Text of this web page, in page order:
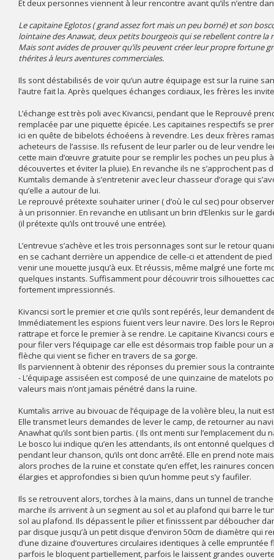
Et deux personnes viennent à leur rencontre avant qu’ils n’entre
Le capitaine Eglotos ( grand assez fort mais un peu borné) et son
lointaine des Anawat, deux petits bourgeois qui se rebellent contre la
Mais sont avides de prouver qu’ils peuvent créer leur propre fortune
thérites à leurs aventures commerciales.
Ils sont déstabilisés de voir qu’un autre équipage est sur la ruine
l’autre fait la. Après quelques échanges cordiaux, les frères les
L’échange est très poli avec Kivancsi, pendant que le Reprouvé
remplacée par une piquette épicée. Les capitaines respectifs se
ici en quête de bibelots échoéens à revendre. Les deux frères
acheteurs de l’assise. Ils refusent de leur parler ou de leur vendre
cette main d’œuvre gratuite pour se remplir les poches un peu
découvertes et éviter la pluie). En revanche ils ne s’approchent
Kumtalis demande à s’entretenir avec leur chasseur d’orage qui
qu’elle a autour de lui.
Le reprouvé prétexte souhaiter uriner ( d’où le cul sec) pour
à un prisonnier. En revanche en utilisant un brin d’Elenkis sur le
(il prétexte qu’ils ont trouvé une entrée).
L’entrevue s’achève et les trois personnages sont sur le retour
en se cachant derrière un appendice de celle-ci et attendent de
venir une mouette jusqu’à eux. Et réussis, même malgré une forte
quelques instants. Suffisamment pour découvrir trois silhouettes
fortement impressionnés.
Kivancsi sort le premier et crie qu’ils sont repérés, leur demandent
Immédiatement les espions fuient vers leur navire. Des lors le
rattrape et force le premier à se rendre. Le capitaine Kivancsi cours
pour filer vers l’équipage car elle est désormais trop faible pour un
flèche qui vient se ficher en travers de sa gorge.
Ils parviennent à obtenir des réponses du premier sous la
- L’équipage assiséen est composé de une quinzaine de matelots
valeurs mais n’ont jamais pénétré dans la ruine.
Kumtalis arrive au bivouac de l’équipage de la volière bleu, la nuit
Elle transmet leurs demandes de lever le camp, de retourner au
Anawhat qu’ils sont bien partis. ( Ils ont menti sur l’emplacement
Le bosco lui indique qu’en les attendants, ils ont entonné
pendant leur chanson, qu’ils ont donc arrêté. Elle en prend note
alors proches de la ruine et constate qu’en effet, les rainures
élargies et approfondies si bien qu’un homme peut s’y faufiler.
Ils se retrouvent alors, torches à la mains, dans un tunnel de
marche ils arrivent à un segment au sol et au plafond qui barre le
sol au plafond. Ils dépassent le pilier et finisssent par déboucher
par disque jusqu’à un petit disque d’environ 50cm de diamètre qui
d’une dizaine d’ouvertures circulaires identiques à celle
parfois le bloquent partiellement, parfois le laissent grandes